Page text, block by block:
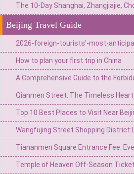
Beijing Travel Guide
How to plan your first trip in China